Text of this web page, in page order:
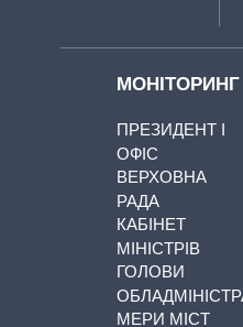
МОНІТОРИНГ
ПРЕЗИДЕНТ І
ОФІС
ВЕРХОВНА
РАДА
КАБІНЕТ
МІНІСТРІВ
ГОЛОВИ
МЕРИ МІСТ